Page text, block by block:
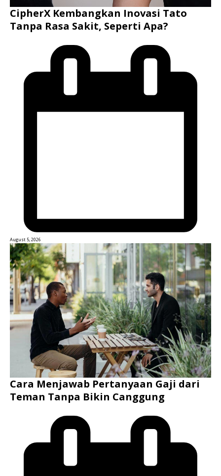
CipherX Kembangkan Inovasi Tato
Tanpa Rasa Sakit, Seperti Apa?
August 5, 2026
Cara Menjawab Pertanyaan Gaji dari
Teman Tanpa Bikin Canggung